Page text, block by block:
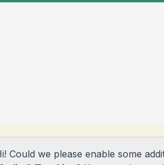
directie@obsdepioniers.nl
Could we please enable some